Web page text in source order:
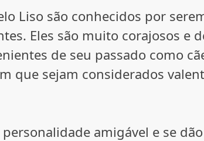
Liso são conhecidos por
Eles são muito corajosos e
de seu passado como
que sejam considerados
personalidade amigável e se